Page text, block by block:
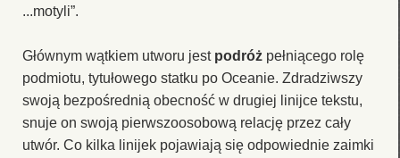
...motyli”.
Głównym wątkiem utworu jest podróż pełniącego rolę
podmiotu, tytułowego statku po Oceanie. Zdradziwszy
swoją bezpośrednią obecność w drugiej linijce tekstu,
snuje on swoją pierwszoosobową relację przez cały
utwór. Co kilka linijek pojawiają się odpowiednie zaimki